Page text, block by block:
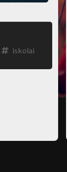
iskolai